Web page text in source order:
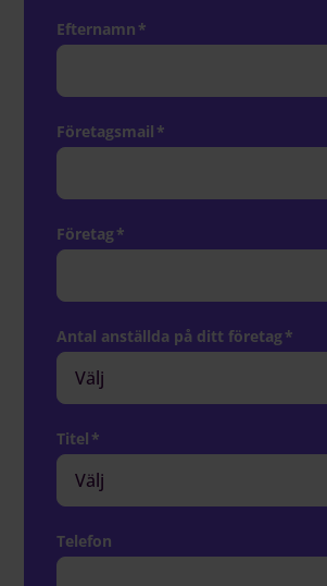
Efternamn *
Företagsmail *
Företag*
Antal anställda på ditt företag*
Titel *
Telefon